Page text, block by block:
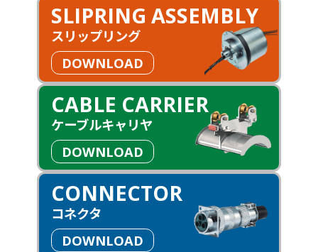
SLIPRING ASSEMBLY
スリップリング
DOWNLOAD
CABLE CARRIER
ケーブルキャリヤ
DOWNLOAD
CONNECTOR
コネクタ
DOWNLOAD